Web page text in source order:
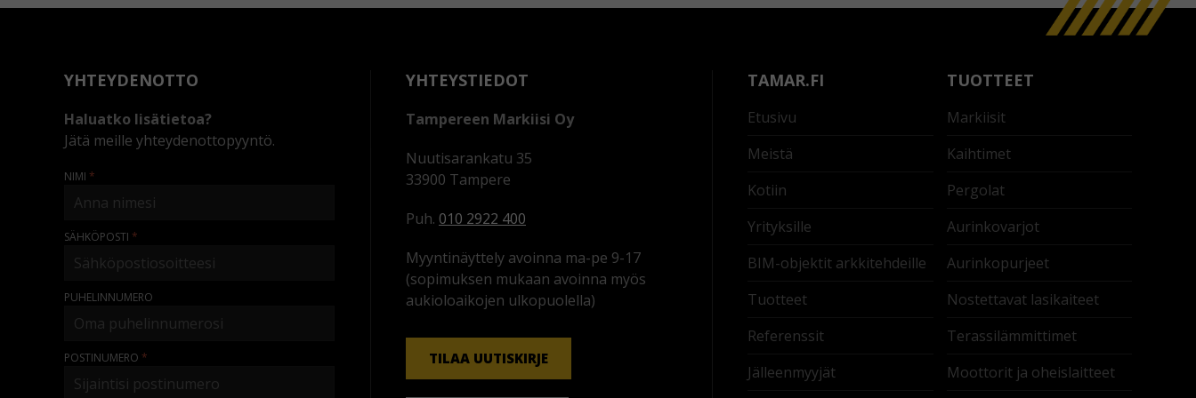
YHTEYDENOTTO
Haluatko lisätietoa?
Jätä meille yhteydenottopyyntö.
NIMI
SÄHKÖPOSTI
PUHELINNUMERO
POSTINUMERO
YHTEYSTIEDOT
Tampereen Markiisi Oy
Nuutisarankatu 35
33900 Tampere
Puh. 010 2922 400
Myyntinäyttely avoinna ma-pe 9-17
(sopimuksen mukaan avoinna myös
aukioloaikojen ulkopuolella)
TILAA UUTISKIRJE
TAMAR.FI
Etusivu
Meistä
Kotiin
Yrityksille
BIM-objektit arkkitehdeille
Tuotteet
Referenssit
Jälleenmyyjät
TUOTTEET
Markiisit
Kaihtimet
Pergolat
Aurinkovarjot
Aurinkopurjeet
Nostettavat lasikaiteet
Terassilämmittimet
Moottorit ja oheislaitteet